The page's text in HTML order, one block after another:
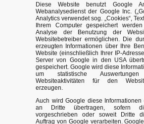
Diese Website benutzt Google
Webanalysedienst der Google Inc.
Analytics verwendet sog. „Cookies“,
Ihrem Computer gespeichert
Analyse der Benutzung der
Websitebetreiber ermöglichen. Die
erzeugten Informationen über Ihre
Website (einschließlich Ihrer IP-
Server von Google in den USA
gespeichert. Google wird diese
um statistische
Websiteaktivitäten für den
erzeugen.
Auch wird Google diese Informationen
an Dritte übertragen, sofern
vorgeschrieben oder soweit Dritte
Auftrag von Google verarbeiten.